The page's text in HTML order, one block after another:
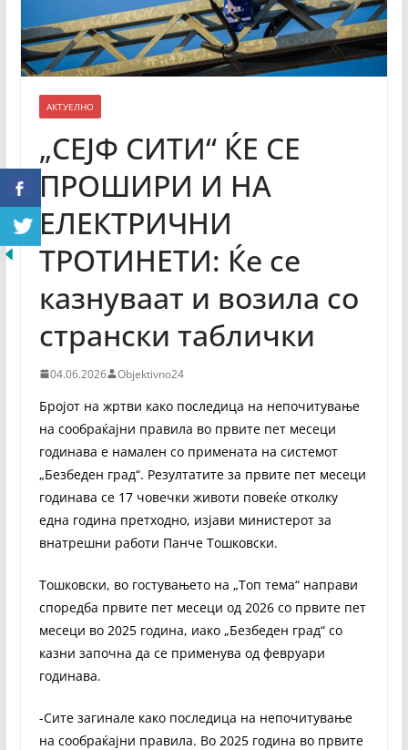
АКТУЕЛНО
„СЕЈФ СИТИ“ ЌЕ СЕ
ПРОШИРИ И НА
ЕЛЕКТРИЧНИ
ТРОТИНЕТИ: Ќе се
казнуваат и возила со
странски таблички
04.06.2026 Objektivno24
Бројот на жртви како последица на непочитување
на сообраќајни правила во првите пет месеци
годинава е намален со примената на системот
„Безбеден град“. Резултатите за првите пет месеци
годинава се 17 човечки животи повеќе отколку
една година претходно, изјави министерот за
внатрешни работи Панче Тошковски.
Тошковски, во гостувањето на „Топ тема“ направи
споредба првите пет месеци од 2026 со првите пет
месеци во 2025 година, иако „Безбеден град“ со
казни започна да се применува од февруари
годинава.
-Сите загинале како последица на непочитување
на сообраќајни правила. Во 2025 година во првите